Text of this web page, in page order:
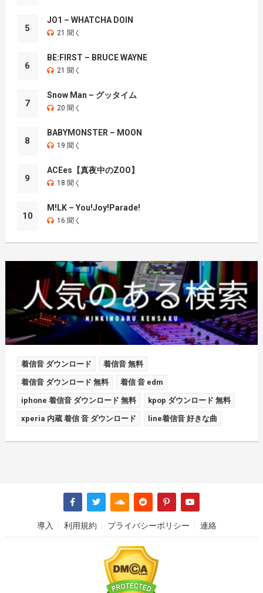
5
JO1 – WHATCHA DOIN
21 聞く
6
BE:FIRST – BRUCE WAYNE
21 聞く
7
Snow Man – グッタイム
20 聞く
8
BABYMONSTER – MOON
19 聞く
9
ACEes【真夜中のZOO】
18 聞く
10
M!LK – You!Joy!Parade!
16 聞く
着信音 ダウンロード 着信音 無料
着信音 ダウンロード 無料 着信 音 edm
iphone 着信音 ダウンロード 無料 kpop ダウンロード 無料
xperia 内蔵 着信 音 ダウンロード line着信音 好きな曲
導入 利用規約 プライバシーポリシー 連絡